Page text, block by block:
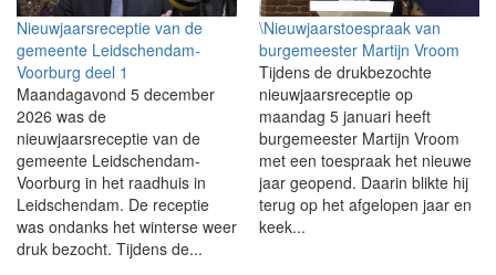
Nieuwjaarsreceptie van de
gemeente Leidschendam-
Voorburg deel 1
Maandagavond 5 december
2026 was de
nieuwjaarsreceptie van de
gemeente Leidschendam-
Voorburg in het raadhuis in
Leidschendam. De receptie
was ondanks het winterse weer
druk bezocht. Tijdens de...
\Nieuwjaarstoespraak van
burgemeester Martijn Vroom
Tijdens de drukbezochte
nieuwjaarsreceptie op
maandag 5 januari heeft
burgemeester Martijn Vroom
met een toespraak het nieuwe
jaar geopend. Daarin blikte hij
terug op het afgelopen jaar en
keek...